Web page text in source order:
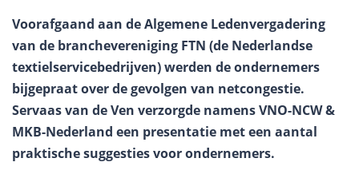
Voorafgaand aan de Algemene Ledenvergadering
van de branchevereniging FTN (de Nederlandse
textielservicebedrijven) werden de ondernemers
bijgepraat over de gevolgen van netcongestie.
Servaas van de Ven verzorgde namens VNO-NCW &
MKB-Nederland een presentatie met een aantal
praktische suggesties voor ondernemers.